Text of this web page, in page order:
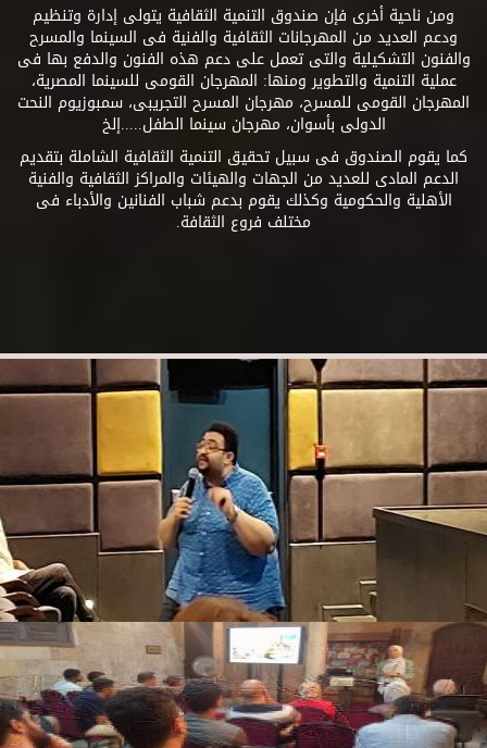
ومن ناحية أخرى فإن صندوق التنمية الثقافية يتولى إدارة وتنظيم
ودعم العديد من المهرجانات الثقافية والفنية فى السينما والمسرح
والفنون التشكيلية والتى تعمل على دعم هذه الفنون والدفع بها فى
عملية التنمية والتطوير ومنها: المهرجان القومى للسينما المصرية،
المهرجان القومى للمسرح، مهرجان المسرح التجريبى، سمبوزيوم النحت
الدولى بأسوان، مهرجان سينما الطفل.....إلخ
كما يقوم الصندوق فى سبيل تحقيق التنمية الثقافية الشاملة بتقديم
الدعم المادى للعديد من الجهات والهيئات والمراكز الثقافية والفنية
الأهلية والحكومية وكذلك يقوم بدعم شباب الفنانين والأدباء فى
مختلف فروع الثقافة.